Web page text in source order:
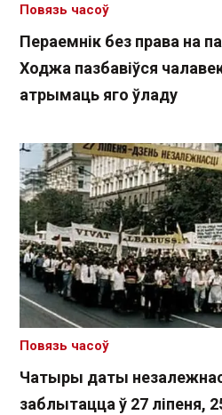
Пераемнік без права на
Ходжа пазбавіўся
атрымаць яго ўладу
Повязь часоў
Чатыры даты
заблытацца ў 27 ліпеня,
Повязь часоў